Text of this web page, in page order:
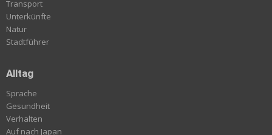
Transport
Unterkünfte
Natur
Stadtführer
Alltag
Sprache
Gesundheit
Verhalten
Auf nach Japan